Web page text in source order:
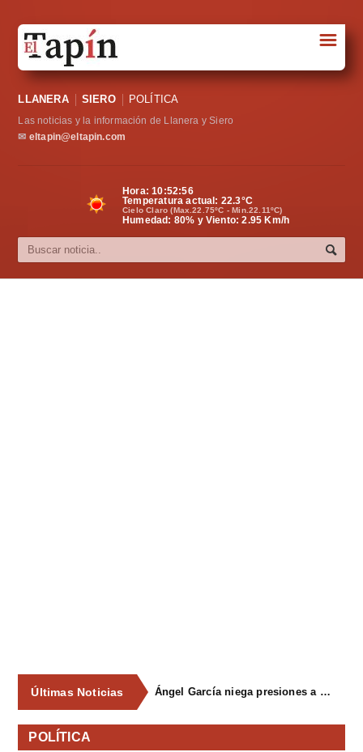
Sociedad
Política
Cultura
☰
LLANERA SIERO POLÍTICA
Las noticias y la información de Llanera y Siero
✉ eltapin@eltapin.com
Hora:10:52:56
Temperatura actual: 22.3°C
Cielo Claro (Max.22.75ºC - Min.22.11ºC)
Humedad: 80% y Viento: 2.95 Km/h
Últimas Noticias Ángel García niega presiones a comercios y asegura que el Ayuntamiento cumple "de manera muy rigurosa" la Ley de Contratos
POLÍTICA